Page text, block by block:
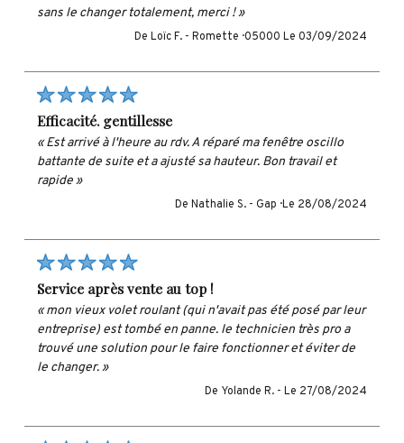
sans le changer totalement, merci ! »
De Loïc F. - Romette · 05000 Le 03/09/2024
efficacité. gentillesse
« Est arrivé à l'heure au rdv. A réparé ma fenêtre oscillo
battante de suite et a ajusté sa hauteur. Bon travail et
rapide »
De Nathalie S. - Gap ·Le 28/08/2024
service après vente au top !
« mon vieux volet roulant (qui n'avait pas été posé par leur
entreprise) est tombé en panne. le technicien très pro a
trouvé une solution pour le faire fonctionner et éviter de
le changer. »
De Yolande R. - Le 27/08/2024